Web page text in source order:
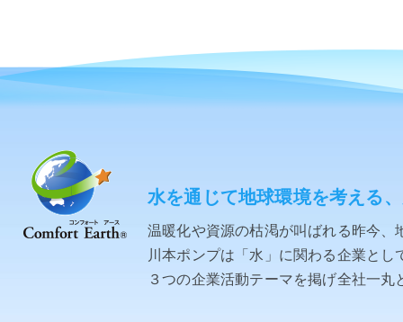
水を通じて地球環境を考える
温暖化や資源の枯渇が叫ばれる昨今
川本ポンプは「水」に関わる企業と
３つの企業活動テーマを掲げ全社一